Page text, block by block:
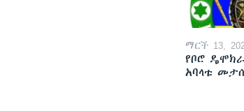
ማርች 13,
የቦሮ
አባላቱ